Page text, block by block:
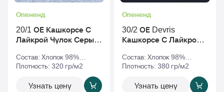
Опененд
20/1 ОЕ Кашкорсе С
Лайкрой Чулок Серый-
Состав: Хлопок 98%
Эластан 2%
Плотность: 320 гр/м2
Узнать цену
Опененд
30/2 ОЕ Devris
Кашкорсе С Лайкрой
Состав: Хлопок 98%
Эластан 2%
Плотность: 380 гр/м2
Узнать цену